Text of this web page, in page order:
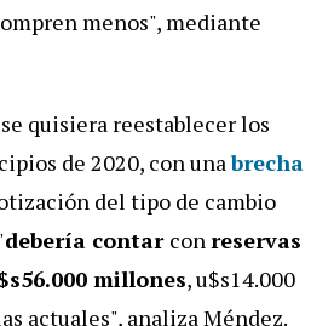
menos", mediante
quisiera reestablecer los
de 2020, con unabrecha
del tipo de cambio
debería contar conreservas
millones, u$s14.000
actuales", analiza Méndez.